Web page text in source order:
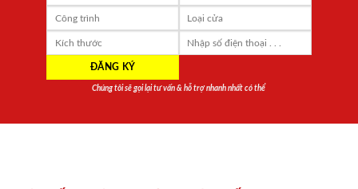
Chúng tôi sẽ gọi lại tư vấn & hỗ trợ nhanh nhất có thể